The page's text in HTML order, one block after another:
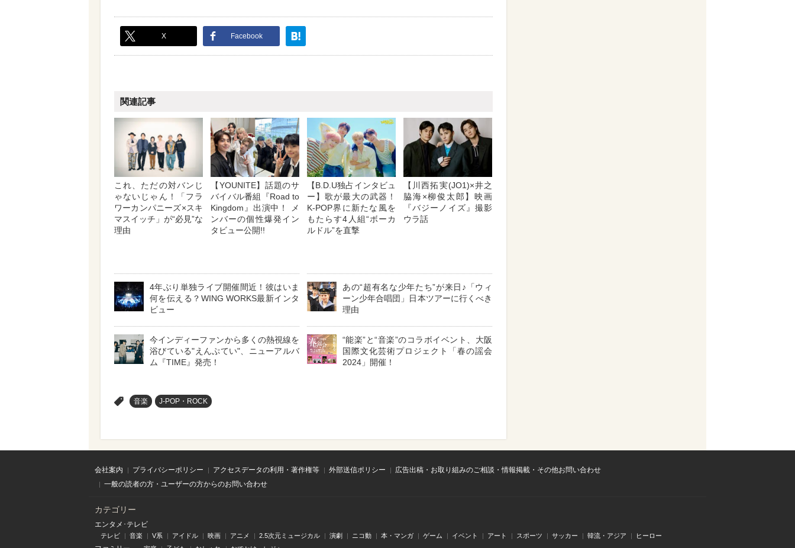
X Facebook
関連記事
これ、ただの対バンじ
ゃないじゃん！「フラ
ワーカンパニーズ×スキ
マスイッチ」が“必見”な
理由
【YOUNITE】話題のサ
バイバル番組『Road to
Kingdom』出演中！ メ
ンバーの個性爆発イン
タビュー公開!!
【B.D.U独占インタビュ
ー】歌が最大の武器！
K-POP界に新たな風を
もたらす4人組“ボーカ
ルドル”を直撃
【川西拓実(JO1)×井之
脇海×柳俊太郎】映画
『バジーノイズ』撮影
ウラ話
4年ぶり単独ライブ開催間近！彼はいま
何を伝える？WING WORKS最新インタ
ビュー
あの“超有名な少年たち”が来日♪「ウィ
ーン少年合唱団」日本ツアーに行くべき
理由
今インディーファンから多くの熱視線を
浴びている"えんぷてい"、ニューアルバ
ム『TIME』発売！
“能楽”と“音楽”のコラボイベント、大阪
国際文化芸術プロジェクト「春の謡会
2024」開催！
音楽 J-POP・ROCK
会社案内 プライバシーポリシー アクセスデータの利用・著作権等 外部送信ポリシー
広告出稿・お取り組みのご相談・情報掲載・その他お問い合わせ
一般の読者の方・ユーザーの方からのお問い合わせ
カテゴリー
エンタメ･テレビ
テレビ 音楽 V系 アイドル 映画 アニメ 2.5次元ミュージカル 演劇 ニコ動 本・マンガ ゲーム イベント アート スポーツ サッカー 韓流・アジア ヒーロー